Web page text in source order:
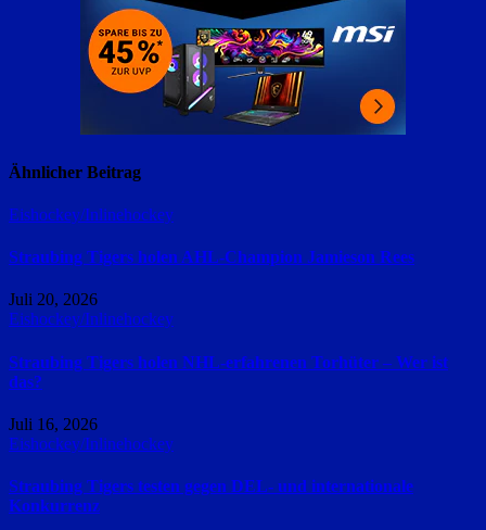
Ähnlicher Beitrag
Eishockey/Inlinehockey
Straubing Tigers holen AHL-Champion Jamieson Rees
Juli 20, 2026
Eishockey/Inlinehockey
Straubing Tigers holen NHL-erfahrenen Torhüter – Wer ist
das?
Juli 16, 2026
Eishockey/Inlinehockey
Straubing Tigers testen gegen DEL- und internationale
Konkurrenz